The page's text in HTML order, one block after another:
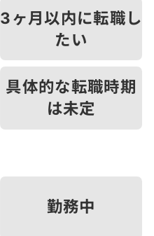
3ヶ月以内に転職し
たい
具体的な転職時期
は未定
勤務中